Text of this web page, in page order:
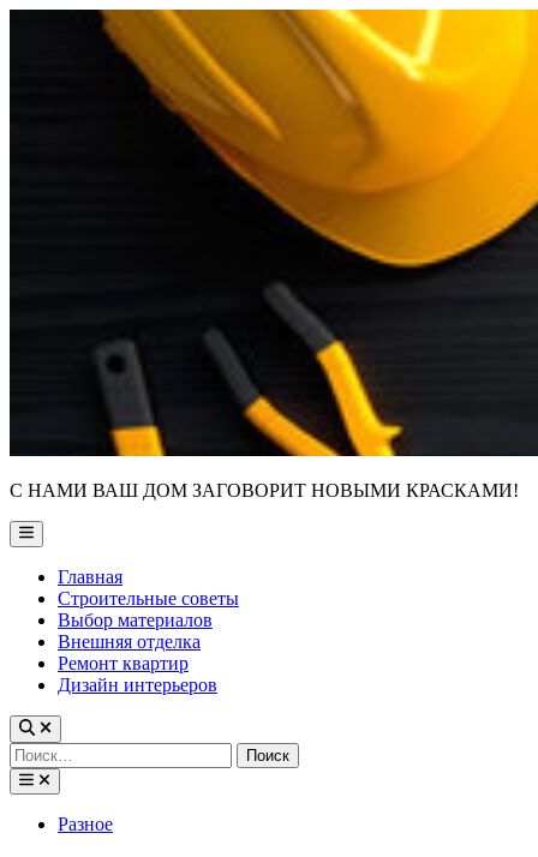
С НАМИ ВАШ ДОМ ЗАГОВОРИТ НОВЫМИ КРАСКАМИ!
Main
Menu
Главная
Строительные советы
Выбор материалов
Внешняя отделка
Ремонт квартир
Дизайн интерьеров
Найти:
PostedРазное